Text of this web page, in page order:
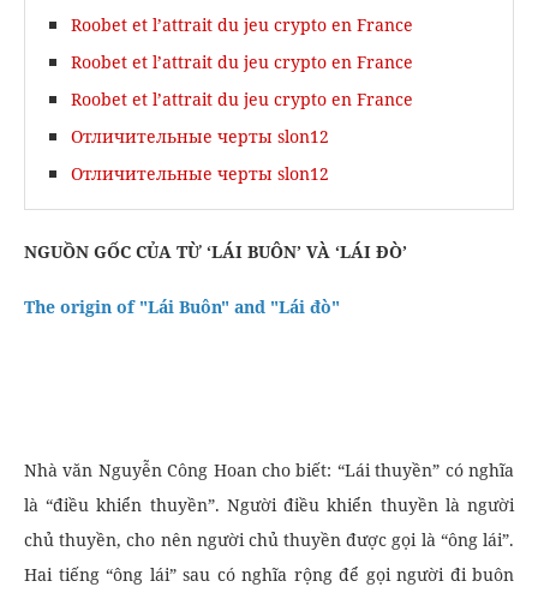
Roobet et l’attrait du jeu crypto en France
Roobet et l’attrait du jeu crypto en France
Roobet et l’attrait du jeu crypto en France
Отличительные черты slon12
Отличительные черты slon12
NGUỒN GỐC CỦA TỪ ‘LÁI BUÔN’ VÀ ‘LÁI ĐÒ’
The origin of "Lái Buôn" and "Lái đò"
Nhà văn Nguyễn Công Hoan cho biết: “Lái thuyền” có nghĩa
là “điều khiển thuyền”. Người điều khiển thuyền là người
chủ thuyền, cho nên người chủ thuyền được gọi là “ông lái”.
Hai tiếng “ông lái” sau có nghĩa rộng để gọi người đi buôn